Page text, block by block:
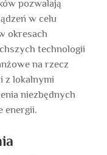
pozwalają
w celu
okresach
technologii
na rzecz
z lokalnymi
niezbędnych
energii.